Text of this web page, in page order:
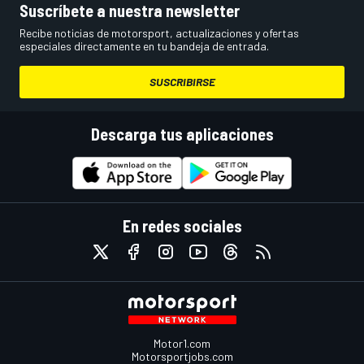
Suscríbete a nuestra newsletter
Recibe noticias de motorsport, actualizaciones y ofertas
especiales directamente en tu bandeja de entrada.
SUSCRIBIRSE
Descarga tus aplicaciones
En redes sociales
Motor1.com
Motorsportjobs.com